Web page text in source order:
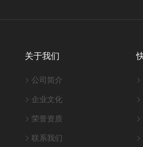
关于我们
公司简介
企业文化
荣誉资质
联系我们